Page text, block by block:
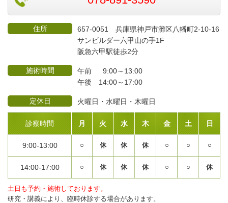
住所
657-0051 兵庫県神戸市灘区八幡町2-10-16
サンビルダー六甲山の手1F
阪急六甲駅徒歩2分
施術時間
午前 9:00～13:00
午後 14:00～17:00
定休日 火曜日・水曜日・木曜日
診察時間 月 火 水 木 金 土 日
9:00-13:00 ○ 休 休 休 ○ ○ ○
14:00-17:00 ○ 休 休 休 ○ ○ 休
土日も予約・施術しております。
研究・講義により、臨時休診する場合があります。